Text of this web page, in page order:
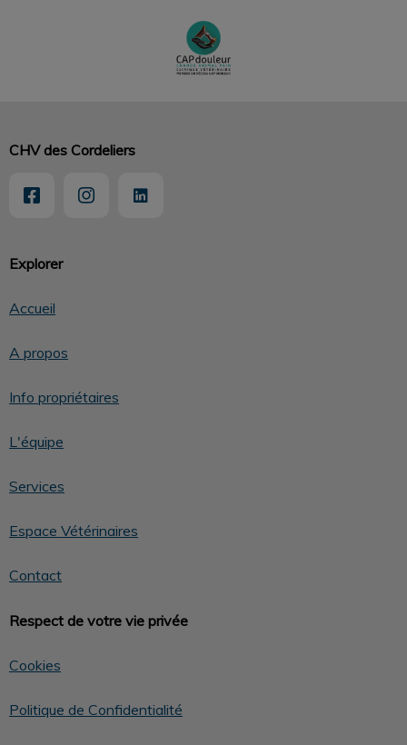
Explorer
Accueil
A propos
Info propriétaires
L'équipe
Services
Espace Vétérinaires
Contact
Respect de votre vie privée
Cookies
Politique de Confidentialité
CHV des Cordeliers